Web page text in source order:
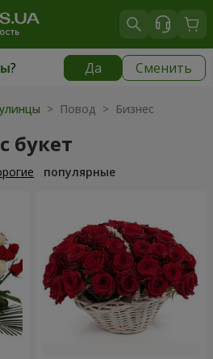
? Да Сменить
|
> Повод > Бизнес
букет
популярные